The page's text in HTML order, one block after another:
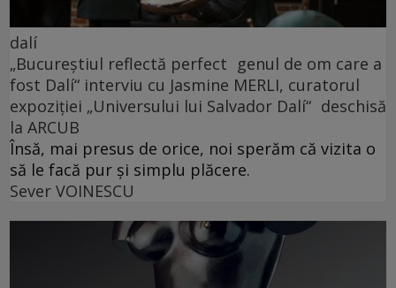
dalí
„Bucureștiul reflectă perfect genul de om care a
fost Dalí“ interviu cu Jasmine MERLI, curatorul
expoziției „Universului lui Salvador Dalí“ deschisă
la ARCUB
Însă, mai presus de orice, noi sperăm că vizita o
să le facă pur și simplu plăcere.
Sever VOINESCU